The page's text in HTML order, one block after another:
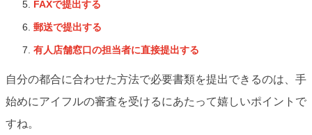
FAXで提出する
郵送で提出する
有人店舗窓口の担当者に直接提出する
自分の都合に合わせた方法で必要書類を提出できるのは、手
始めにアイフルの審査を受けるにあたって嬉しいポイントで
すね。